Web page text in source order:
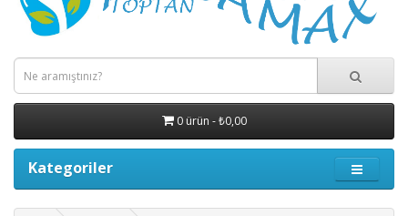
0 ürün - ₺0,00
Kategoriler